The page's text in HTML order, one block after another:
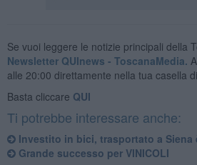
Se vuoi leggere le notizie principali della
Newsletter QUInews - ToscanaMedia.
alle 20:00 direttamente nella tua casella
Basta cliccare QUI
Ti potrebbe interessare anche:
Investito in bici, trasportato a Siena
Grande successo per VINICOLI